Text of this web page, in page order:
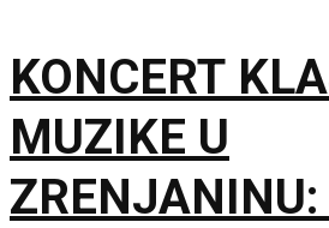
KONCERT
MUZIKE U